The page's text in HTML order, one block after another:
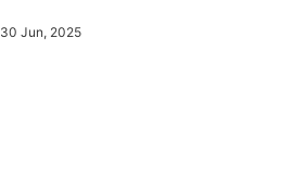
30 Jun, 2025